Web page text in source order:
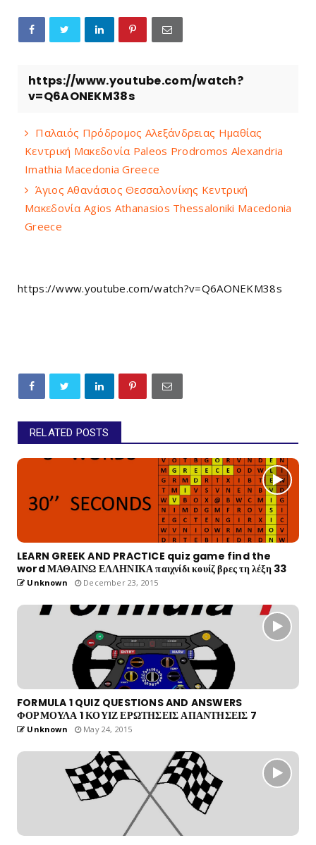
https://www.youtube.com/watch?
v=Q6AONEKM38s
Παλαιός Πρόδρομος Αλεξάνδρειας Ημαθίας
Κεντρική Μακεδονία Paleos Prodromos Alexandria
Imathia Macedonia Greece
Άγιος Αθανάσιος Θεσσαλονίκης Κεντρική
Μακεδονία Agios Athanasios Thessaloniki Macedonia
Greece
https://www.youtube.com/watch?v=Q6AONEKM38s
RELATED POSTS
LEARN GREEK AND PRACTICE quiz game find the
word ΜΑΘΑΙΝΩ ΕΛΛΗΝΙΚΑ παιχνίδι κουίζ βρες τη λέξη 33
Unknown December 23, 2015
FORMULA 1 QUIZ QUESTIONS AND ANSWERS
ΦΟΡΜΟΥΛΑ 1 ΚΟΥΙΖ ΕΡΩΤΗΣΕΙΣ ΑΠΑΝΤΗΣΕΙΣ 7
Unknown May 24, 2015